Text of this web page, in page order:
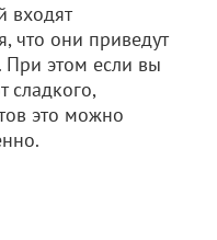
входят
что они приведут
При этом если вы
сладкого,
это можно